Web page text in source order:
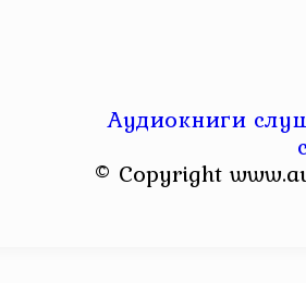
Аудиокниги
© Copyright